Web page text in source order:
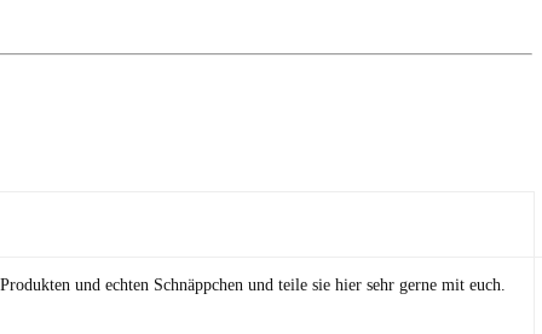
und echten Schnäppchen und teile sie hier sehr gerne mit euch.